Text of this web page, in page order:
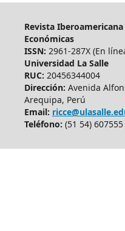
Revista
Económicas
ISSN: 2961-287X (En
Universidad La Salle
RUC: 20456344004
Dirección: Avenida
Arequipa, Perú
Email:
Teléfono: (51 54) 607555